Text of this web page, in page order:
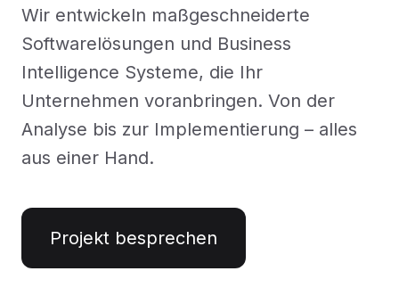
Wir entwickeln maßgeschneiderte
Softwarelösungen und Business
Intelligence Systeme, die Ihr
Unternehmen voranbringen. Von der
Analyse bis zur Implementierung – alles
aus einer Hand.
Projekt besprechen